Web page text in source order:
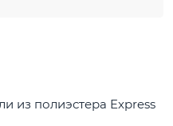
из полиэстера Express